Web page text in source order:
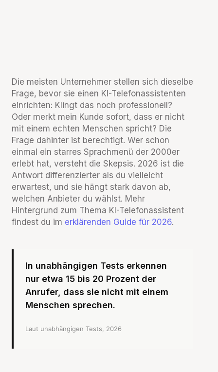
Die meisten Unternehmer stellen sich dieselbe
Frage, bevor sie einen KI-Telefonassistenten
einrichten: Klingt das noch professionell?
Oder merkt mein Kunde sofort, dass er nicht
mit einem echten Menschen spricht? Die
Frage dahinter ist berechtigt. Wer schon
einmal ein starres Sprachmenü der 2000er
erlebt hat, versteht die Skepsis. 2026 ist die
Antwort differenzierter als du vielleicht
erwartest, und sie hängt stark davon ab,
welchen Anbieter du wählst. Mehr
Hintergrund zum Thema KI-Telefonassistent
findest du im erklärenden Guide für 2026.
In unabhängigen Tests erkennen
nur etwa 15 bis 20 Prozent der
Anrufer, dass sie nicht mit einem
Menschen sprechen.
Laut unabhängigen Tests, 2026